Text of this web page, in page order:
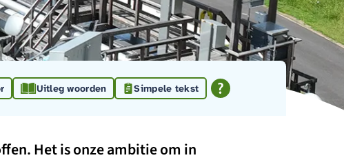
Uitleg woorden Simpele tekst
Het is onze ambitie om in